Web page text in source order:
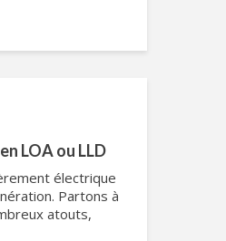
LOA ou LLD
électrique
Partons à
atouts,